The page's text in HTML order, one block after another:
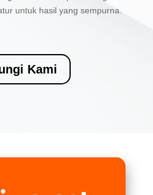
untuk hasil yang sempurna.
Kami